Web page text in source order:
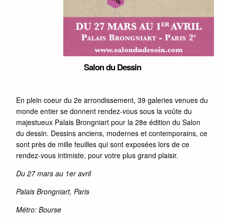
Salon du Dessin
En plein coeur du 2e arrondissement, 39 galeries venues du
monde entier se donnent rendez-vous sous la voûte du
majestueux Palais Brongniart pour la 28e édition du Salon
du dessin. Dessins anciens, modernes et contemporains, ce
sont près de mille feuilles qui sont exposées lors de ce
rendez-vous intimiste, pour votre plus grand plaisir.
Du 27 mars au 1er avril
Palais Brongniart, Paris
Métro: Bourse